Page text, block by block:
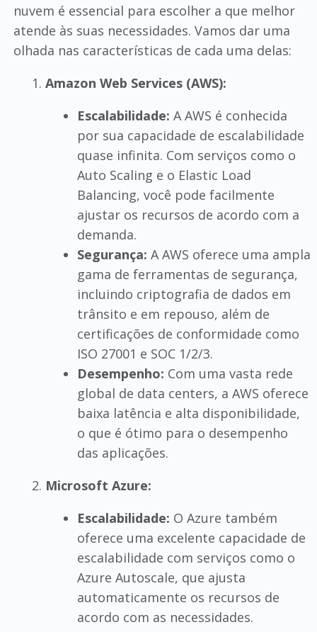
nuvem é essencial para escolher a que melhor
atende às suas necessidades. Vamos dar uma
olhada nas características de cada uma delas:
Amazon Web Services (AWS):
Escalabilidade: A AWS é conhecida
por sua capacidade de escalabilidade
quase infinita. Com serviços como o
Auto Scaling e o Elastic Load
Balancing, você pode facilmente
ajustar os recursos de acordo com a
demanda.
Segurança: A AWS oferece uma ampla
gama de ferramentas de segurança,
incluindo criptografia de dados em
trânsito e em repouso, além de
certificações de conformidade como
ISO 27001 e SOC 1/2/3.
Desempenho: Com uma vasta rede
global de data centers, a AWS oferece
baixa latência e alta disponibilidade,
o que é ótimo para o desempenho
das aplicações.
Microsoft Azure:
Escalabilidade: O Azure também
oferece uma excelente capacidade de
escalabilidade com serviços como o
Azure Autoscale, que ajusta
automaticamente os recursos de
acordo com as necessidades.